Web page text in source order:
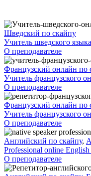
Шведский по скайпу
Учитель шведского
О преподавателе
Французский онлайн по
Учитель французского
О преподавателе
Французский онлайн по
Учитель французского
О преподавателе
Английский по скайпу,
Professional online English
О преподавателе